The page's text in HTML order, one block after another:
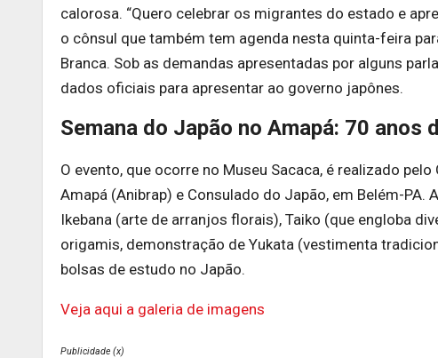
calorosa. “Quero celebrar os migrantes do estado e
o cônsul que também tem agenda nesta quinta-feira
Branca. Sob as demandas apresentadas por alguns
dados oficiais para apresentar ao governo japônes.
Semana do Japão no Amapá: 70 anos
O evento, que ocorre no Museu Sacaca, é realizado
Amapá (Anibrap) e Consulado do Japão, em Belém-
Ikebana (arte de arranjos florais), Taiko (que engloba
origamis, demonstração de Yukata (vestimenta
bolsas de estudo no Japão.
Veja aqui a galeria de imagens
Publicidade (x)